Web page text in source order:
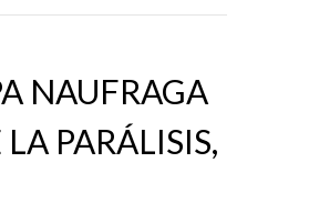
NAUFRAGA
PARÁLISIS,